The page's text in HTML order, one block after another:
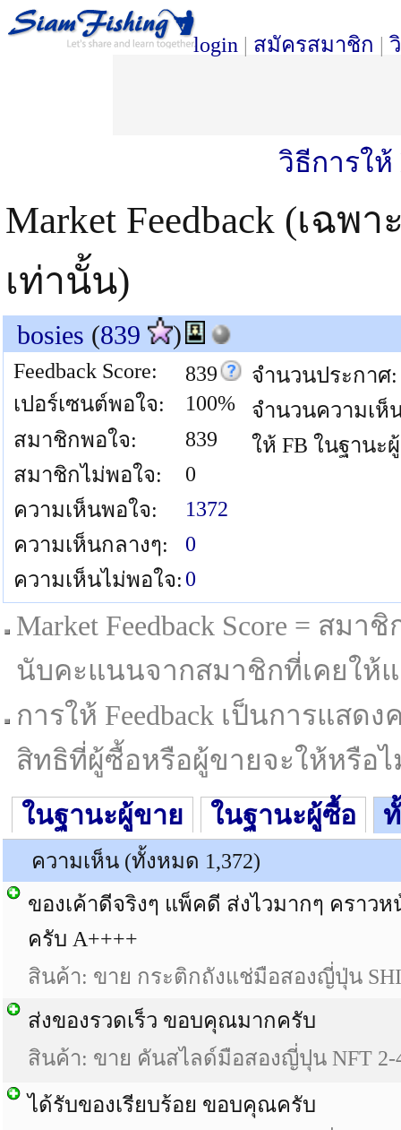
login | สมัครสมาชิก |
วิธีการให้
Market Feedback (เฉ
เท่านั้น)
bosies (839 )
Feedback Score:
839
เปอร์เซนต์พอใจ:
100%
สมาชิกพอใจ:
839
สมาชิกไม่พอใจ:
0
ความเห็นพอใจ:
1372
ความเห็นกลางๆ:
0
ความเห็นไม่พอใจ: 0
จำนวนประกาศ:
จำนวนความเห็
ให้ FB ในฐานะ
Market Feedback Score = สม
นับคะแนนจากสมาชิกที่เคยให้
การให้ Feedback เป็นการแส
สิทธิที่ผู้ซื้อหรือผู้ขายจะให้หรือไ
ในฐานะผู้ขาย ในฐานะผู้ซื้อ
ความเห็น (ทั้งหมด 1,372)
ของเค้าดีจริงๆ แพ็คดี ส่งไวมากๆ คราว
ครับ A++++
สินค้า: ขาย กระติกถังแช่มือสองญี่ปุ่น
ส่งของรวดเร็ว ขอบคุณมากครับ
สินค้า: ขาย คันสไลด์มือสองญี่ปุน NFT 2-
ได้รับของเรียบร้อย ขอบคุณครับ